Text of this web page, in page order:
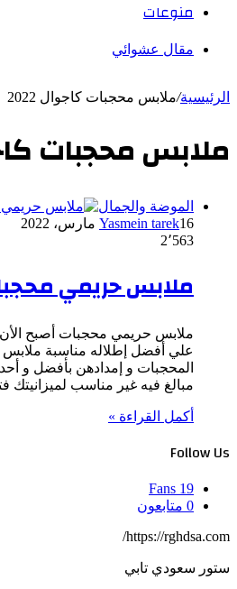
منوعات
مقال عشوائي
الرئيسية/ملابس محجبات كاجوال 2022
ملابس محجبات
الموضة والجمال
Yasmein tarek16 مارس، 2022
2٬563
ملابس حريمي
ملابس حريمي محجبات أصبح الأن
علي أفضل إطلاله مناسبة
المحجبات و إمدادهن بأفضل و
مبالغ فيه غير مناسب
أكمل القراءة »
Follow Us
19
Fans
0 متابعون
https://rghdsa.com/
ستور سعودي تابي